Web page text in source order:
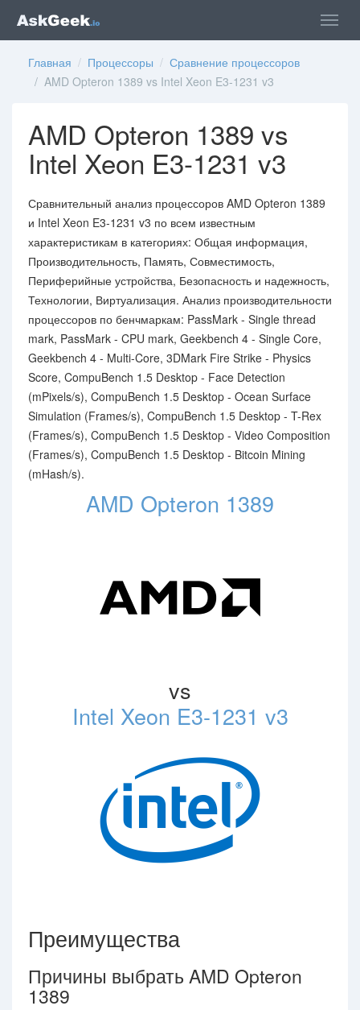
Главная / Процессоры / Сравнение процессоров
/ AMD Opteron 1389 vs Intel Xeon E3-1231 v3
AMD Opteron 1389 vs
Intel Xeon E3-1231 v3
Сравнительный анализ процессоров AMD Opteron 1389
и Intel Xeon E3-1231 v3 по всем известным
характеристикам в категориях: Общая информация,
Производительность, Память, Совместимость,
Периферийные устройства, Безопасность и надежность,
Технологии, Виртуализация. Анализ производительности
процессоров по бенчмаркам: PassMark - Single thread
mark, PassMark - CPU mark, Geekbench 4 - Single Core,
Geekbench 4 - Multi-Core, 3DMark Fire Strike - Physics
Score, CompuBench 1.5 Desktop - Face Detection
(mPixels/s), CompuBench 1.5 Desktop - Ocean Surface
Simulation (Frames/s), CompuBench 1.5 Desktop - T-Rex
(Frames/s), CompuBench 1.5 Desktop - Video Composition
(Frames/s), CompuBench 1.5 Desktop - Bitcoin Mining
(mHash/s).
AMD Opteron 1389
vs
Intel Xeon E3-1231 v3
Преимущества
Причины выбрать AMD Opteron
1389